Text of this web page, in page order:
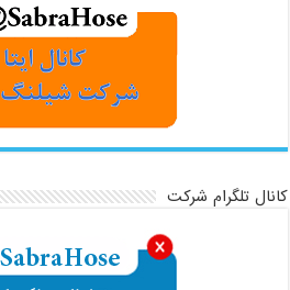
کانال تلگرام شرکت